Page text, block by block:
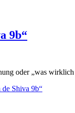
9b“
oder „was
Shiva 9b“